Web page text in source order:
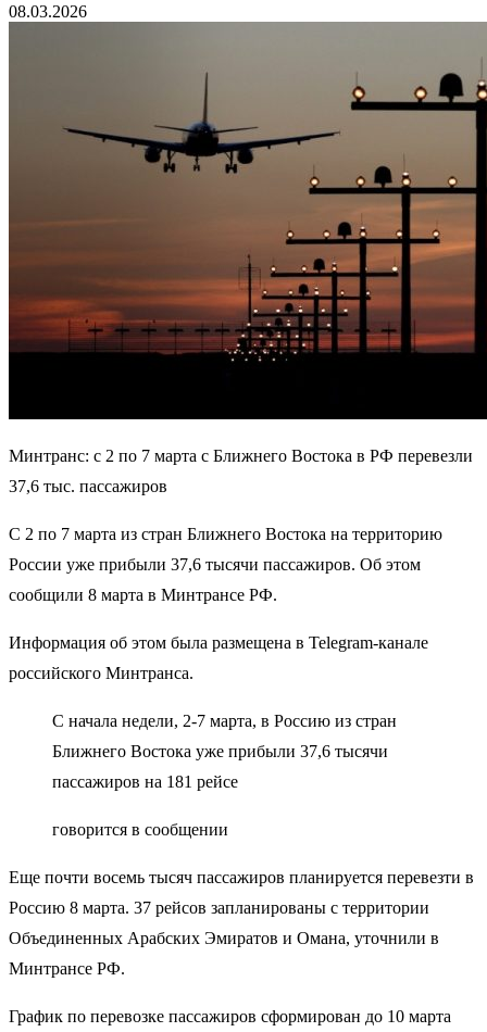
08.03.2026
Минтранс: с 2 по 7 марта с Ближнего Востока в РФ перевезли
37,6 тыс. пассажиров
С 2 по 7 марта из стран Ближнего Востока на территорию
России уже прибыли 37,6 тысячи пассажиров. Об этом
сообщили 8 марта в Минтрансе РФ.
Информация об этом была размещена в Telegram-канале
российского Минтранса.
С начала недели, 2-7 марта, в Россию из стран
Ближнего Востока уже прибыли 37,6 тысячи
пассажиров на 181 рейсе
говорится в сообщении
Еще почти восемь тысяч пассажиров планируется перевезти в
Россию 8 марта. 37 рейсов запланированы с территории
Объединенных Арабских Эмиратов и Омана, уточнили в
Минтрансе РФ.
График по перевозке пассажиров сформирован до 10 марта